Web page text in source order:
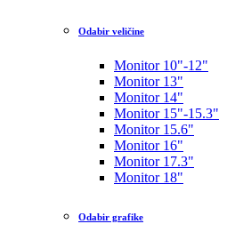
Odabir veličine
Monitor 10"-12"
Monitor 13"
Monitor 14"
Monitor 15"-15.3"
Monitor 15.6"
Monitor 16"
Monitor 17.3"
Monitor 18"
Odabir grafike